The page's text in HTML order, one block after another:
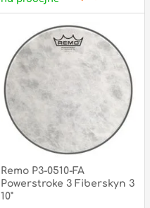
Remo P3-0510-FA
Powerstroke 3 Fiberskyn 3
10"